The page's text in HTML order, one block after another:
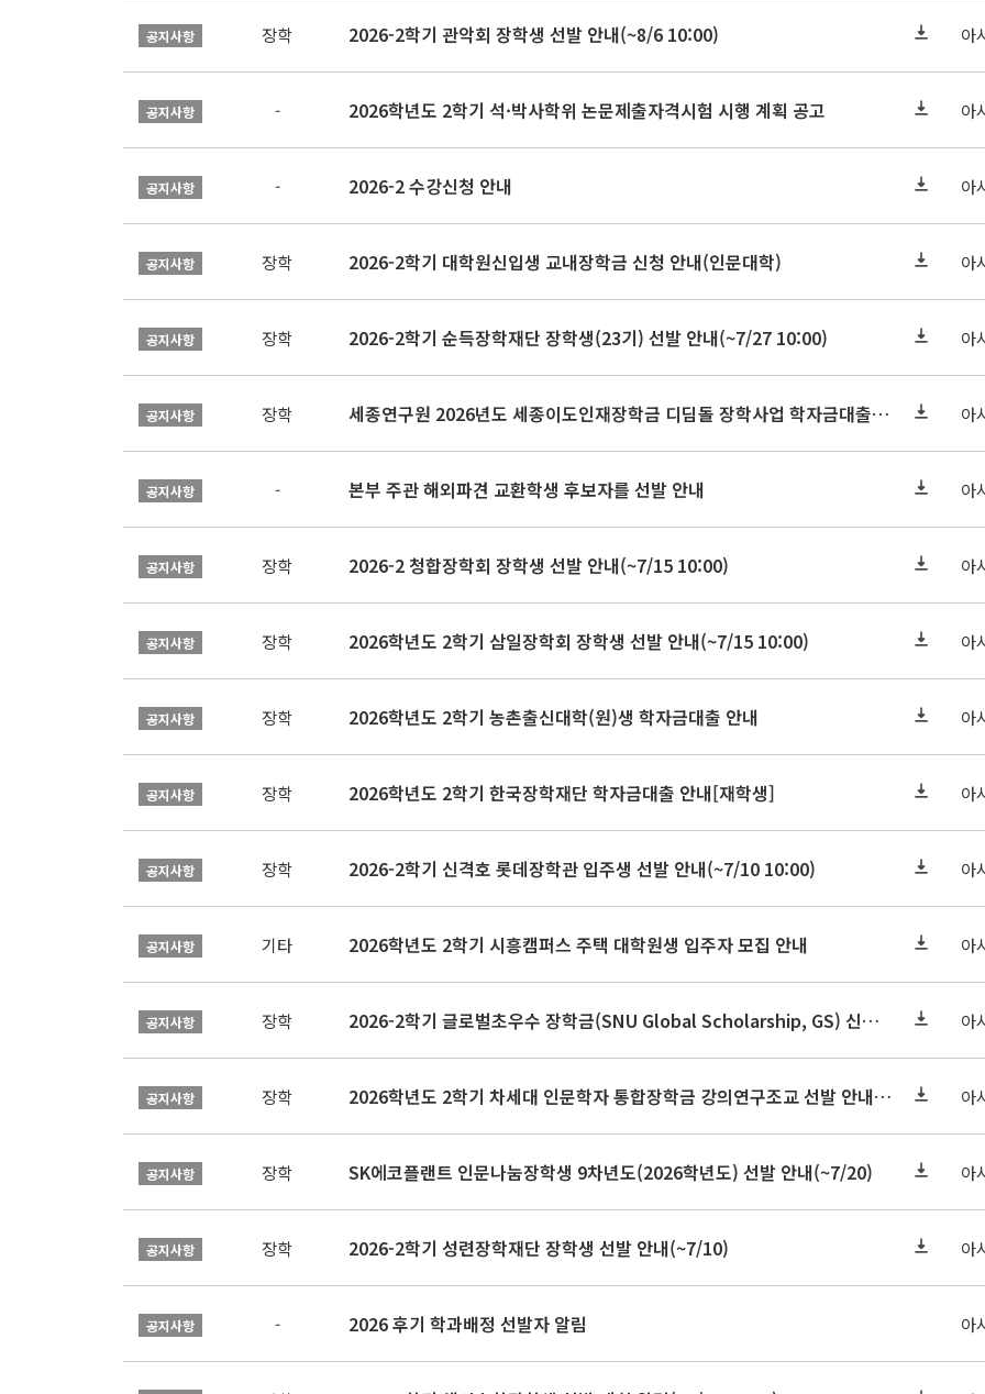
공지사항 장학 2026-2학기 관악회 장학생 선발 안내(~8/6 10:00) 아
공지사항 - 2026학년도 2학기 석·박사학위 논문제출자격시험 시행 계획 공고 아
공지사항 - 2026-2 수강신청 안내 아
공지사항 장학 2026-2학기 대학원신입생 교내장학금 신청 안내(인문대학) 아
공지사항 장학 2026-2학기 순득장학재단 장학생(23기) 선발 안내(~7/27 10:00) 아
공지사항 장학 세종연구원 2026년도 세종이도인재장학금 디딤돌 장학사업 학자금대출 관련분야(원금상환, 이자지원) 신청 사업 안내 아
공지사항 - 본부 주관 해외파견 교환학생 후보자를 선발 안내 아
공지사항 장학 2026-2 청합장학회 장학생 선발 안내(~7/15 10:00) 아
공지사항 장학 2026학년도 2학기 삼일장학회 장학생 선발 안내(~7/15 10:00) 아
공지사항 장학 2026학년도 2학기 농촌출신대학(원)생 학자금대출 안내 아
공지사항 장학 2026학년도 2학기 한국장학재단 학자금대출 안내[재학생] 아
공지사항 장학 2026-2학기 신격호 롯데장학관 입주생 선발 안내(~7/10 10:00) 아
공지사항 기타 2026학년도 2학기 시흥캠퍼스 주택 대학원생 입주자 모집 안내 아
공지사항 장학 2026-2학기 글로벌초우수 장학금(SNU Global Scholarship, GS) 신청 안내(~7/12 23:00) 아
공지사항 장학 2026학년도 2학기 차세대 인문학자 통합장학금 강의연구조교 선발 안내(~7/8) 아
공지사항 장학 SK에코플랜트 인문나눔장학생 9차년도(2026학년도) 선발 안내(~7/20) 아
공지사항 장학 2026-2학기 성련장학재단 장학생 선발 안내(~7/10) 아
공지사항 - 2026 후기 학과배정 선발자 알림 아